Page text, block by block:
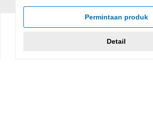
Permintaan produk
Detail